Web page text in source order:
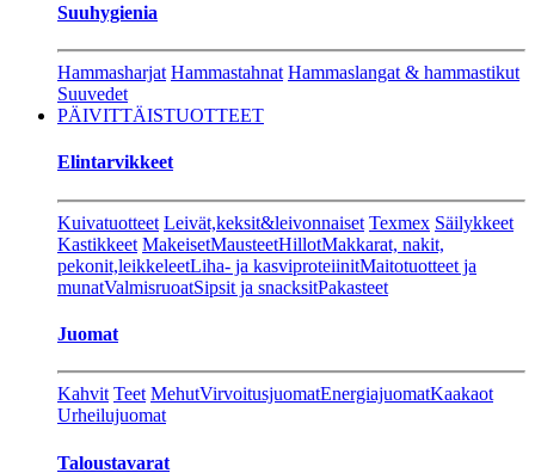
Suuhygienia
Hammasharjat Hammastahnat Hammaslangat & hammastikut
Suuvedet
PÄIVITTÄISTUOTTEET
Elintarvikkeet
Kuivatuotteet Leivät,keksit&leivonnaiset Texmex Säilykkeet
Kastikkeet MakeisetMausteetHillotMakkarat, nakit,
pekonit,leikkeleetLiha- ja kasviproteiinitMaitotuotteet ja
munatValmisruoatSipsit ja snacksitPakasteet
Juomat
Kahvit Teet MehutVirvoitusjuomatEnergiajuomatKaakaot
Urheilujuomat
Taloustavarat